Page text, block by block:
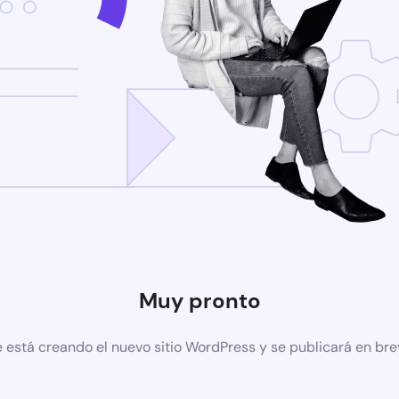
Muy pronto
está creando el nuevo sitio WordPress y se publicará en